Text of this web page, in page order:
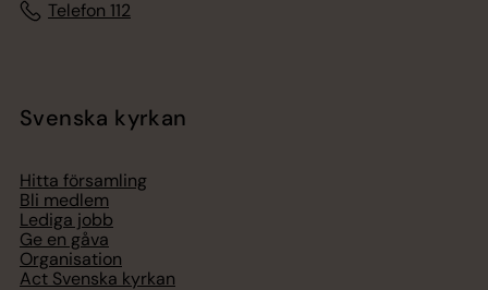
Telefon 112
Svenska kyrkan
Hitta församling
Bli medlem
Lediga jobb
Ge en gåva
Organisation
Act Svenska kyrkan